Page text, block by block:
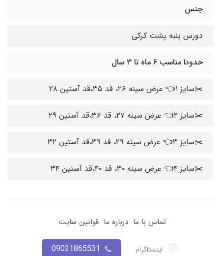
جنس
دورس پنبه پشت کرکی
حدودا مناسب ۶ ماه تا ۳ سال
✂️سایز ۱👈 عرض سینه ۲۶، قد ۳۵،قد آستین ۲۸
✂️سایز ۲👈 عرض سینه ۲۷، قد ۳۶،قد آستین ۲۹
✂️سایز ۳👈 عرض سینه ۲۹، قد ۳۹،قد آستین ۳۲
✂️سایز ۴👈 عرض سینه ۳۰، قد ۴۰،قد آستین ۳۴
تماس با ما درباره ما قوانین سایت
اینستاگرام 09021865531